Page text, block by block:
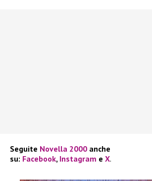
Seguite Novella 2000 anche
su: Facebook, Instagram e X.